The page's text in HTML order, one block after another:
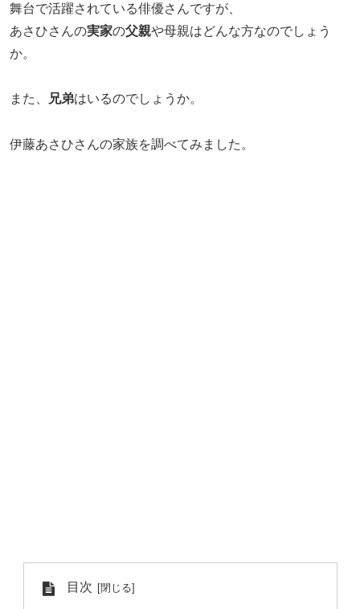
舞台で活躍されている俳優さんですが、
あさひさんの実家の父親や母親はどんな方なのでしょう
か。
また、 兄弟はいるのでしょうか。
伊藤あさひさんの家族を調べてみました。
目次